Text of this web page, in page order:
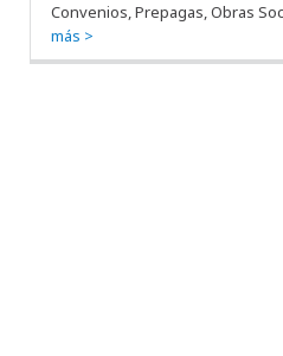
Convenios, Prepagas, Obras
más >